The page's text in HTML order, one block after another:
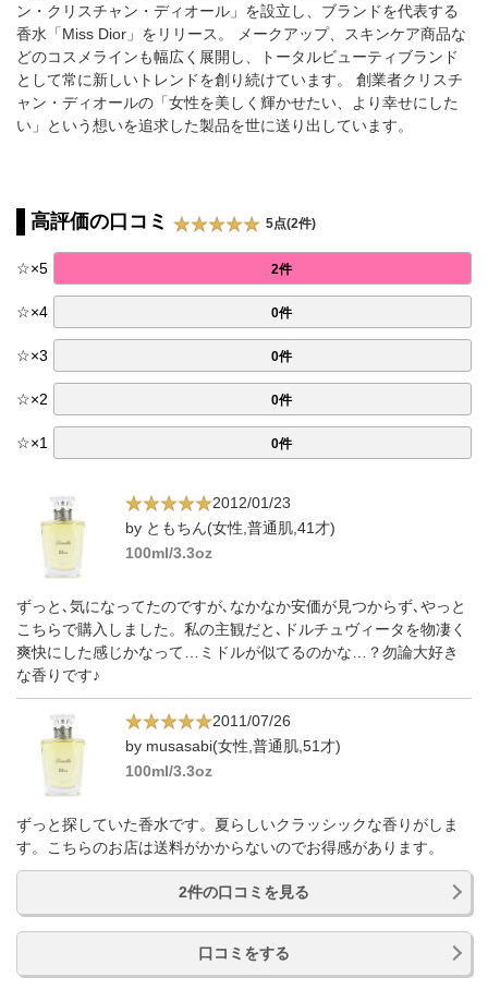
ン・クリスチャン・ディオール」を設立し、ブランドを代表する
香水「Miss Dior」をリリース。 メークアップ、スキンケア商品な
どのコスメラインも幅広く展開し、トータルビューティブランド
として常に新しいトレンドを創り続けています。 創業者クリスチ
ャン・ディオールの「女性を美しく輝かせたい、より幸せにした
い」という想いを追求した製品を世に送り出しています。
高評価の口コミ 5点(2件)
☆×5 2件
☆×4 0件
☆×3 0件
☆×2 0件
☆×1 0件
2012/01/23
by ともちん(女性,普通肌,41才)
100ml/3.3oz
ずっと､気になってたのですが､なかなか安価が見つからず､やっと
こちらで購入しました。私の主観だと､ドルチュヴィータを物凄く
爽快にした感じかなって…ミドルが似てるのかな…？勿論大好き
な香りです♪
2011/07/26
by musasabi(女性,普通肌,51才)
100ml/3.3oz
ずっと探していた香水です。夏らしいクラッシックな香りがしま
す。こちらのお店は送料がかからないのでお得感があります。
2件の口コミを見る
口コミをする